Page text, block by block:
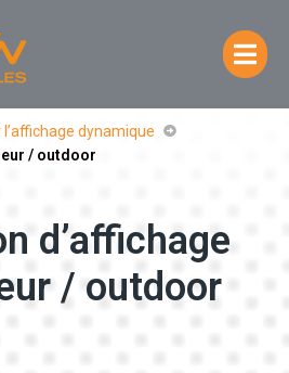
dynamique
/ outdoor
d’affichage
/ outdoor